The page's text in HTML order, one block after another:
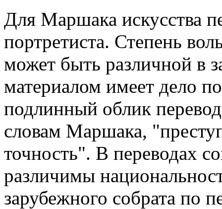
Для Маршака искусства
портретиста. Степень
может быть различной в
материалом имеет дело
подлинный облик
словам Маршака,
точность". В переводах
различимы
зарубежного собрата по